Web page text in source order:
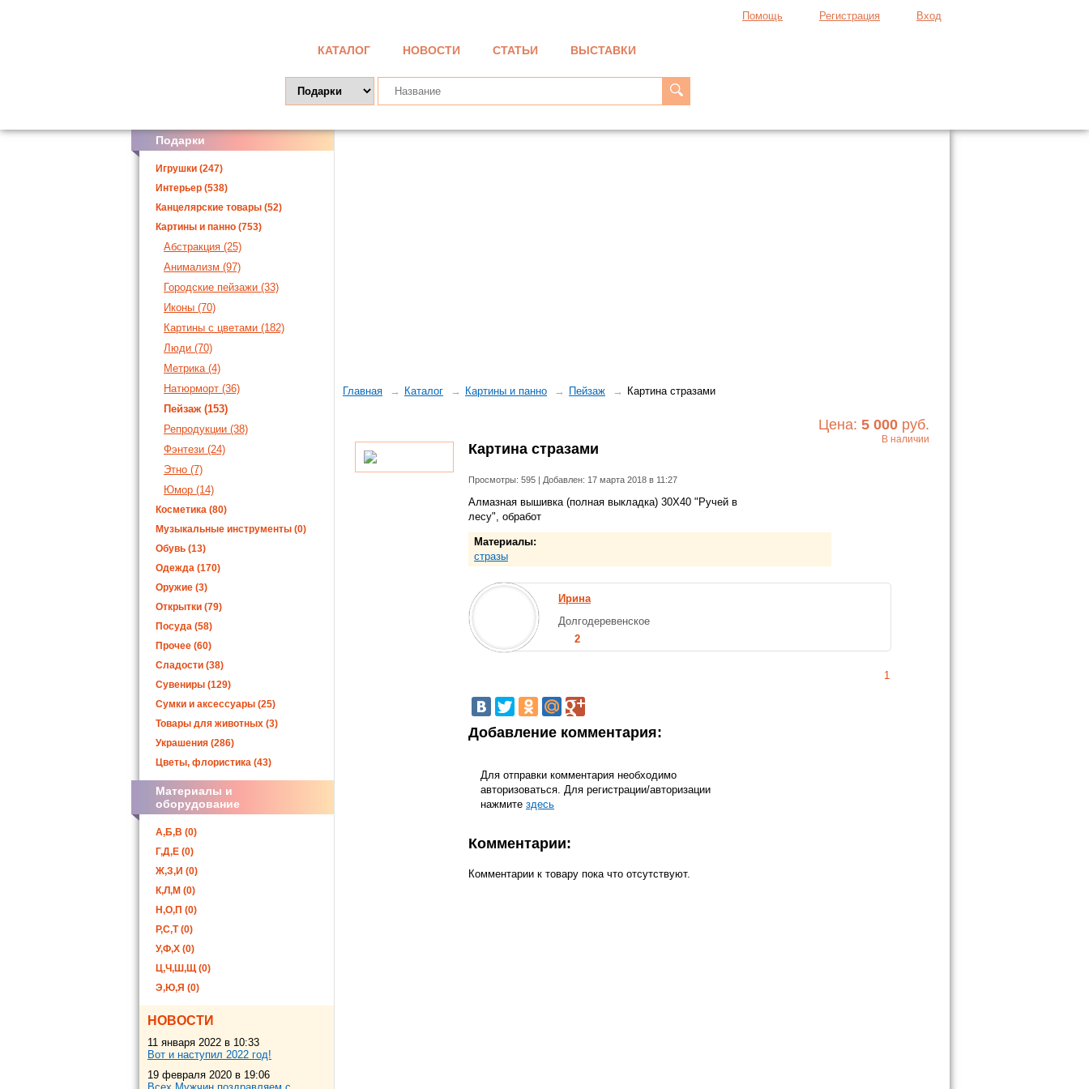
КАТАЛОГ НОВОСТИ СТАТЬИ ВЫСТАВКИ
Помощь Регистрация Вход
Главная Каталог Картины и панно Пейзаж Картина стразами
Картина стразами
Просмотры: 595 | Добавлен: 17 марта 2018 в 11:27
Алмазная вышивка (полная выкладка) 30Х40 "Ручей в
лесу", обработ
Материалы:
стразы
Ирина
Долгодеревенское
2
1
Добавление комментария:
Для отправки комментария необходимо
авторизоваться. Для регистрации/авторизации
нажмите здесь
Комментарии:
Комментарии к товару пока что отсутствуют.
Цена: 5 000 руб.
В наличии
Подарки
Игрушки (247)
Интерьер (538)
Канцелярские товары (52)
Картины и панно (753)
Абстракция (25)
Анимализм (97)
Городские пейзажи (33)
Иконы (70)
Картины с цветами (182)
Люди (70)
Метрика (4)
Натюрморт (36)
Пейзаж (153)
Репродукции (38)
Фэнтези (24)
Этно (7)
Юмор (14)
Косметика (80)
Музыкальные инструменты (0)
Обувь (13)
Одежда (170)
Оружие (3)
Открытки (79)
Посуда (58)
Прочее (60)
Сладости (38)
Сувениры (129)
Сумки и аксессуары (25)
Товары для животных (3)
Украшения (286)
Цветы, флористика (43)
Материалы и
оборудование
А,Б,В (0)
Г,Д,Е (0)
Ж,З,И (0)
К,Л,М (0)
Н,О,П (0)
Р,С,Т (0)
У,Ф,Х (0)
Ц,Ч,Ш,Щ (0)
Э,Ю,Я (0)
НОВОСТИ
11 января 2022 в 10:33
Вот и наступил 2022 год!
19 февраля 2020 в 19:06